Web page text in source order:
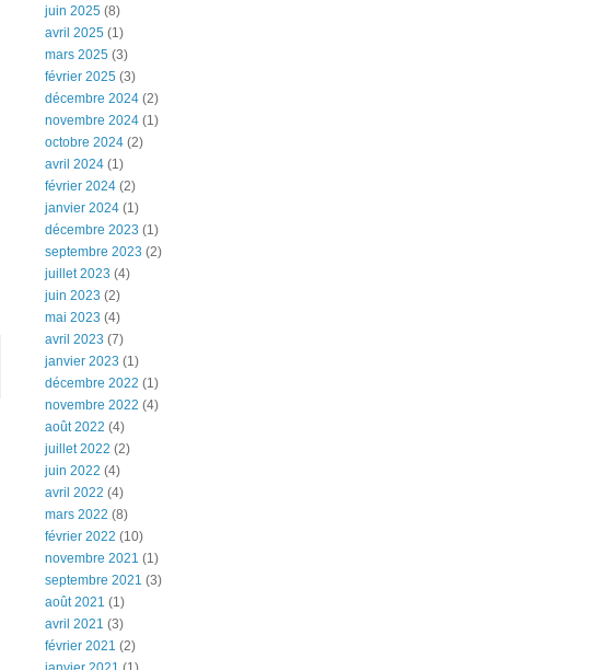
juin 2025 (8)
avril 2025 (1)
mars 2025 (3)
février 2025 (3)
décembre 2024 (2)
novembre 2024 (1)
octobre 2024 (2)
avril 2024 (1)
février 2024 (2)
janvier 2024 (1)
décembre 2023 (1)
septembre 2023 (2)
juillet 2023 (4)
juin 2023 (2)
mai 2023 (4)
avril 2023 (7)
janvier 2023 (1)
décembre 2022 (1)
novembre 2022 (4)
août 2022 (4)
juillet 2022 (2)
juin 2022 (4)
avril 2022 (4)
mars 2022 (8)
février 2022 (10)
novembre 2021 (1)
septembre 2021 (3)
août 2021 (1)
avril 2021 (3)
février 2021 (2)